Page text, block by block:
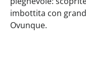
imbottita con
Ovunque.